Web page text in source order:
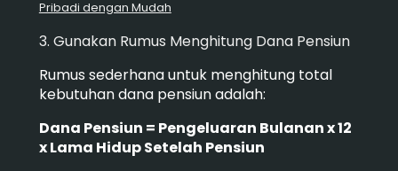
Pribadi dengan Mudah
3. Gunakan Rumus Menghitung Dana Pensiun
Rumus sederhana untuk menghitung total
kebutuhan dana pensiun adalah:
Dana Pensiun = Pengeluaran Bulanan x 12
x Lama Hidup Setelah Pensiun